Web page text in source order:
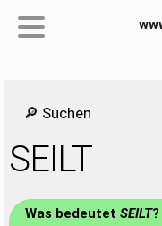
🔎 Suchen
SEILT
Was bedeutet SEILT?